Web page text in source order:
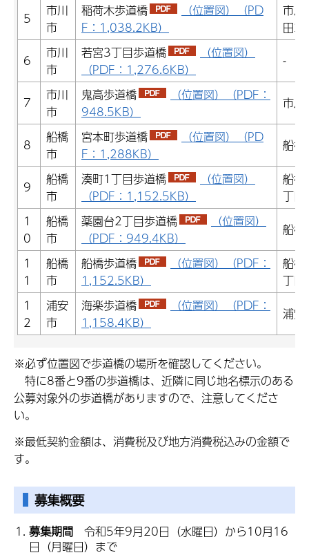
5
市川
市
稲荷木歩道橋
（位置図）（PD
F：1,038.2KB）
市川
田2
6
市川
市
若宮3丁目歩道橋
（位置図）
（PDF：1,276.6KB）
-
7
市川
市
鬼高歩道橋
（位置図）（PDF：
948.5KB）
市川
8
船橋
市
宮本町歩道橋
（位置図）（PD
F：1,288KB）
船橋
9
船橋
市
湊町1丁目歩道橋
（位置図）
（PDF：1,152.5KB）
船橋
丁目
1
0
船橋
市
薬園台2丁目歩道橋
（位置図）
（PDF：949.4KB）
船橋
1
1
船橋
市
船橋歩道橋
（位置図）（PDF：
1,152.5KB）
船橋
丁目
1
2
浦安
市
海楽歩道橋
（位置図）（PDF：
1,158.4KB）
浦安
※必ず位置図で歩道橋の場所を確認してください。
特に8番と9番の歩道橋は、近隣に同じ地名標示のある
公募対象外の歩道橋がありますので、注意してくださ
い。
※最低契約金額は、消費税及び地方消費税込みの金額で
す。
募集概要
募集期間 令和5年9月20日（水曜日）から10月16
日（月曜日）まで